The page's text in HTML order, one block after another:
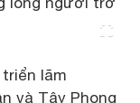
lãm
và Tây Phong